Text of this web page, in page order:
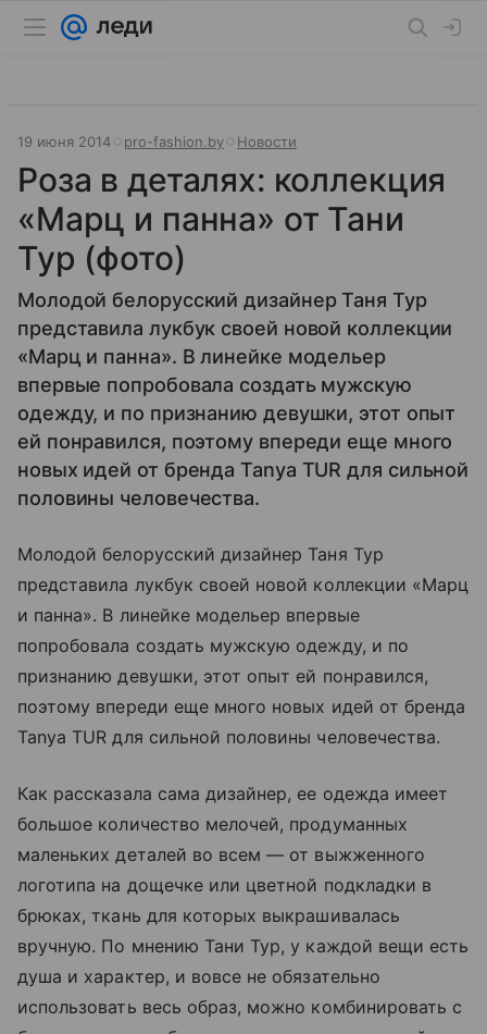
19 июня 2014 pro-fashion.by Новости
Роза в деталях: коллекция
«Марц и панна» от Тани
Тур (фото)
Молодой белорусский дизайнер Таня Тур
представила лукбук своей новой коллекции
«Марц и панна». В линейке модельер
впервые попробовала создать мужскую
одежду, и по признанию девушки, этот опыт
ей понравился, поэтому впереди еще много
новых идей от бренда Tanya TUR для сильной
половины человечества.
Молодой белорусский дизайнер Таня Тур
представила лукбук своей новой коллекции «Марц
и панна». В линейке модельер впервые
попробовала создать мужскую одежду, и по
признанию девушки, этот опыт ей понравился,
поэтому впереди еще много новых идей от бренда
Tanya TUR для сильной половины человечества.
Как рассказала сама дизайнер, ее одежда имеет
большое количество мелочей, продуманных
маленьких деталей во всем — от выжженного
логотипа на дощечке или цветной подкладки в
брюках, ткань для которых выкрашивалась
вручную. По мнению Тани Тур, у каждой вещи есть
душа и характер, и вовсе не обязательно
использовать весь образ, можно комбинировать с